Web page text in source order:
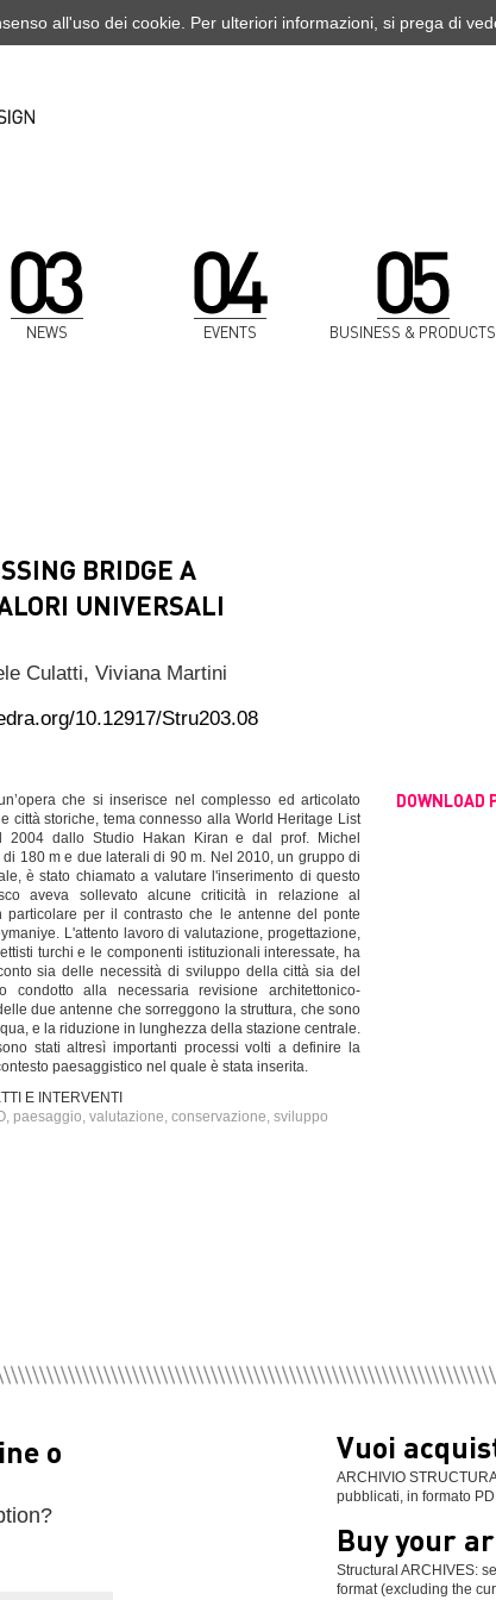
NEWS EVENTS BUSINESS & PRODUCTS
BRIDGE A
UNIVERSALI
Culatti, Viviana Martini
10.12917/Stru203.08
che si inserisce nel complesso ed articolato
storiche, tema connesso alla World Heritage List
2004 dallo Studio Hakan Kiran e dal prof. Michel
180 m e due laterali di 90 m. Nel 2010, un gruppo di
è stato chiamato a valutare l'inserimento di questo
aveva sollevato alcune criticità in relazione al
particolare per il contrasto che le antenne del ponte
L'attento lavoro di valutazione, progettazione,
turchi e le componenti istituzionali interessate, ha
sia delle necessità di sviluppo della città sia del
alla necessaria revisione architettonico-
due antenne che sorreggono la struttura, che sono
e la riduzione in lunghezza della stazione centrale.
stati altresì importanti processi volti a definire la
paesaggistico nel quale è stata inserita.
E INTERVENTI
paesaggio, valutazione, conservazione, sviluppo
DOWNLOAD
o Vuoi
ARCHIVIO
pubblicati, in formato
Buy your
Structural ARCHIVES:
format (excluding the
all'uso dei cookie. Per ulteriori informazioni, si prega di